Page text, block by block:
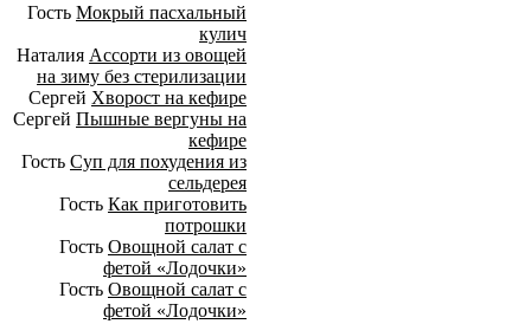
Гость Мокрый пасхальный
кулич
Наталия Ассорти из овощей
на зиму без стерилизации
Сергей Хворост на кефире
Сергей Пышные вергуны на
кефире
Гость Суп для похудения из
сельдерея
Гость Как приготовить
потрошки
Гость Овощной салат с
фетой «Лодочки»
Гость Овощной салат с
фетой «Лодочки»